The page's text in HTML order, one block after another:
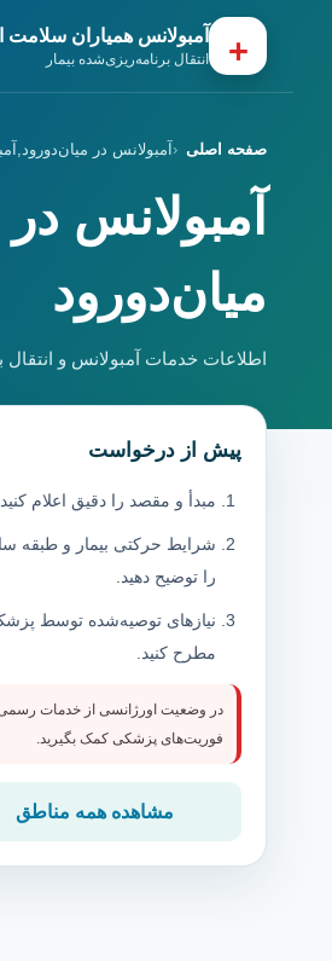
+ آمبولانس همیاران سلامت
انتقال برنامه‌ریزی‌شده بیمار
صفحه اصلی آمبولانس در
آمبولانس
میان‌دورود
اطلاعات خدمات آمبولانس و انتقال
پیش از درخواست
مبدأ و مقصد را دقیق اعلام کنید.
شرایط حرکتی بیمار و طبقه
را توضیح دهید.
نیازهای توصیه‌شده توسط
مطرح کنید.
در وضعیت اورژانسی از خدمات
فوریت‌های پزشکی کمک بگیرید.
مشاهده همه مناطق